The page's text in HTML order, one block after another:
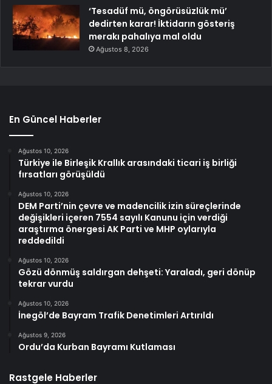
‘Tesadüf mü, öngörüsüzlük mü’
dedirten karar! İktidarın gösteriş
merakı pahalıya mal oldu
Ağustos 8, 2026
En Güncel Haberler
Ağustos 10, 2026
Türkiye ile Birleşik Krallık arasındaki ticari iş birliği
fırsatları görüşüldü
Ağustos 10, 2026
DEM Parti’nin çevre ve madencilik izin süreçlerinde
değişikleri içeren 7554 sayılı Kanunu için verdiği
araştırma önergesi AK Parti ve MHP oylarıyla
reddedildi
Ağustos 10, 2026
Gözü dönmüş saldırgan dehşeti: Yaraladı, geri dönüp
tekrar vurdu
Ağustos 10, 2026
İnegöl’de Bayram Trafik Denetimleri Artırıldı
Ağustos 9, 2026
Ordu’da Kurban Bayramı Kutlaması
Rastgele Haberler